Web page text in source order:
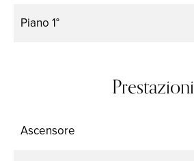
Piano 1°
Prestazioni
Ascensore